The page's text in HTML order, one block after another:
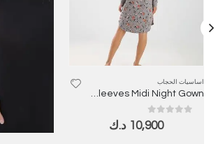
اساسيات الحجاب
10,900 د.ك